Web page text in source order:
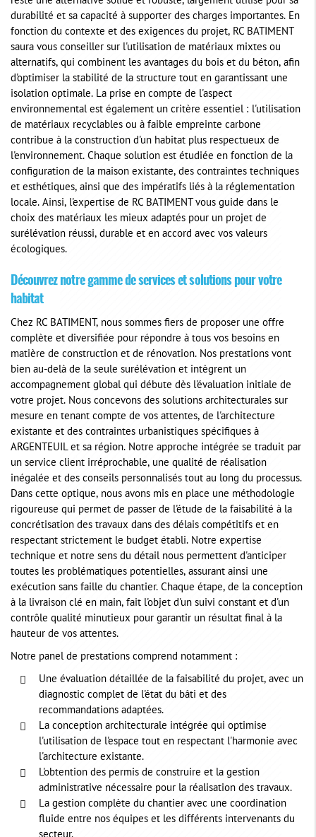
durabilité et sa capacité à supporter des charges importantes. En
fonction du contexte et des exigences du projet, RC BATIMENT
saura vous conseiller sur l'utilisation de matériaux mixtes ou
alternatifs, qui combinent les avantages du bois et du béton, afin
d'optimiser la stabilité de la structure tout en garantissant une
isolation optimale. La prise en compte de l'aspect
environnemental est également un critère essentiel : l'utilisation
de matériaux recyclables ou à faible empreinte carbone
contribue à la construction d'un habitat plus respectueux de
l'environnement. Chaque solution est étudiée en fonction de la
configuration de la maison existante, des contraintes techniques
et esthétiques, ainsi que des impératifs liés à la réglementation
locale. Ainsi, l'expertise de RC BATIMENT vous guide dans le
choix des matériaux les mieux adaptés pour un projet de
surélévation réussi, durable et en accord avec vos valeurs
écologiques.
Découvrez notre gamme de services et solutions pour votre
habitat
Chez RC BATIMENT, nous sommes fiers de proposer une offre
complète et diversifiée pour répondre à tous vos besoins en
matière de construction et de rénovation. Nos prestations vont
bien au-delà de la seule surélévation et intègrent un
accompagnement global qui débute dès l'évaluation initiale de
votre projet. Nous concevons des solutions architecturales sur
mesure en tenant compte de vos attentes, de l'architecture
existante et des contraintes urbanistiques spécifiques à
ARGENTEUIL et sa région. Notre approche intégrée se traduit par
un service client irréprochable, une qualité de réalisation
inégalée et des conseils personnalisés tout au long du processus.
Dans cette optique, nous avons mis en place une méthodologie
rigoureuse qui permet de passer de l'étude de la faisabilité à la
concrétisation des travaux dans des délais compétitifs et en
respectant strictement le budget établi. Notre expertise
technique et notre sens du détail nous permettent d'anticiper
toutes les problématiques potentielles, assurant ainsi une
exécution sans faille du chantier. Chaque étape, de la conception
à la livraison clé en main, fait l'objet d'un suivi constant et d'un
contrôle qualité minutieux pour garantir un résultat final à la
hauteur de vos attentes.
Notre panel de prestations comprend notamment :
Une évaluation détaillée de la faisabilité du projet, avec un
diagnostic complet de l'état du bâti et des
recommandations adaptées.
La conception architecturale intégrée qui optimise
l'utilisation de l'espace tout en respectant l'harmonie avec
l'architecture existante.
L'obtention des permis de construire et la gestion
administrative nécessaire pour la réalisation des travaux.
La gestion complète du chantier avec une coordination
fluide entre nos équipes et les différents intervenants du